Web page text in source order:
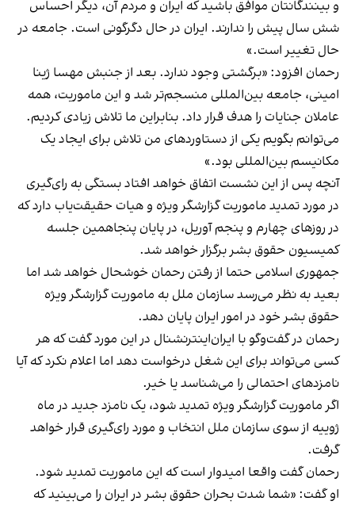
و بینندگانتان موافق باشید که ایران و مردم آن، دیگر احساس
شش سال پیش را ندارند. ایران در حال دگرگونی است. جامعه در
حال تغییر است.»
رحمان افزود: «برگشتی وجود ندارد. بعد از جنبش مهسا ژینا
امینی، جامعه بین‌المللی منسجم‌تر شد و این ماموریت، همه
عاملان جنایات را هدف قرار داد. بنابراین ما تلاش زیادی کردیم.
می‌توانم بگویم یکی از دستاوردهای من تلاش برای ایجاد یک
مکانیسم بین‌المللی بود.»
آنچه پس از این نشست اتفاق خواهد ‌افتاد بستگی به رای‌گیری
در مورد تمدید ماموریت‌ گزارشگر ویژه و هیات حقیقت‌یاب دارد که
در روزهای چهارم و پنجم آوریل، در پایان پنجاهمین جلسه
کمیسیون حقوق بشر برگزار خواهد ‌شد.
جمهوری اسلامی حتما از رفتن رحمان خوشحال خواهد ‌شد اما
بعید به نظر می‌رسد سازمان ملل به ماموریت گزارشگر ویژه
حقوق بشر خود در امور ایران پایان دهد.
رحمان در گفت‌وگو با ایران‌اینترنشنال در این مورد گفت که هر
کسی می‌تواند برای این شغل درخواست دهد اما اعلام نکرد که آیا
نامزدهای احتمالی را می‌شناسد یا خیر.
اگر ماموریت گزارشگر ويژه تمدید شود، یک نامزد جدید در ماه
ژوییه از سوی سازمان ملل انتخاب و مورد رای‌گیری قرار خواهد
‌گرفت.
رحمان گفت واقعا امیدوار است که این ماموریت تمدید شود.
او گفت: «شما شدت بحران حقوق بشر در ایران را می‌بینید که